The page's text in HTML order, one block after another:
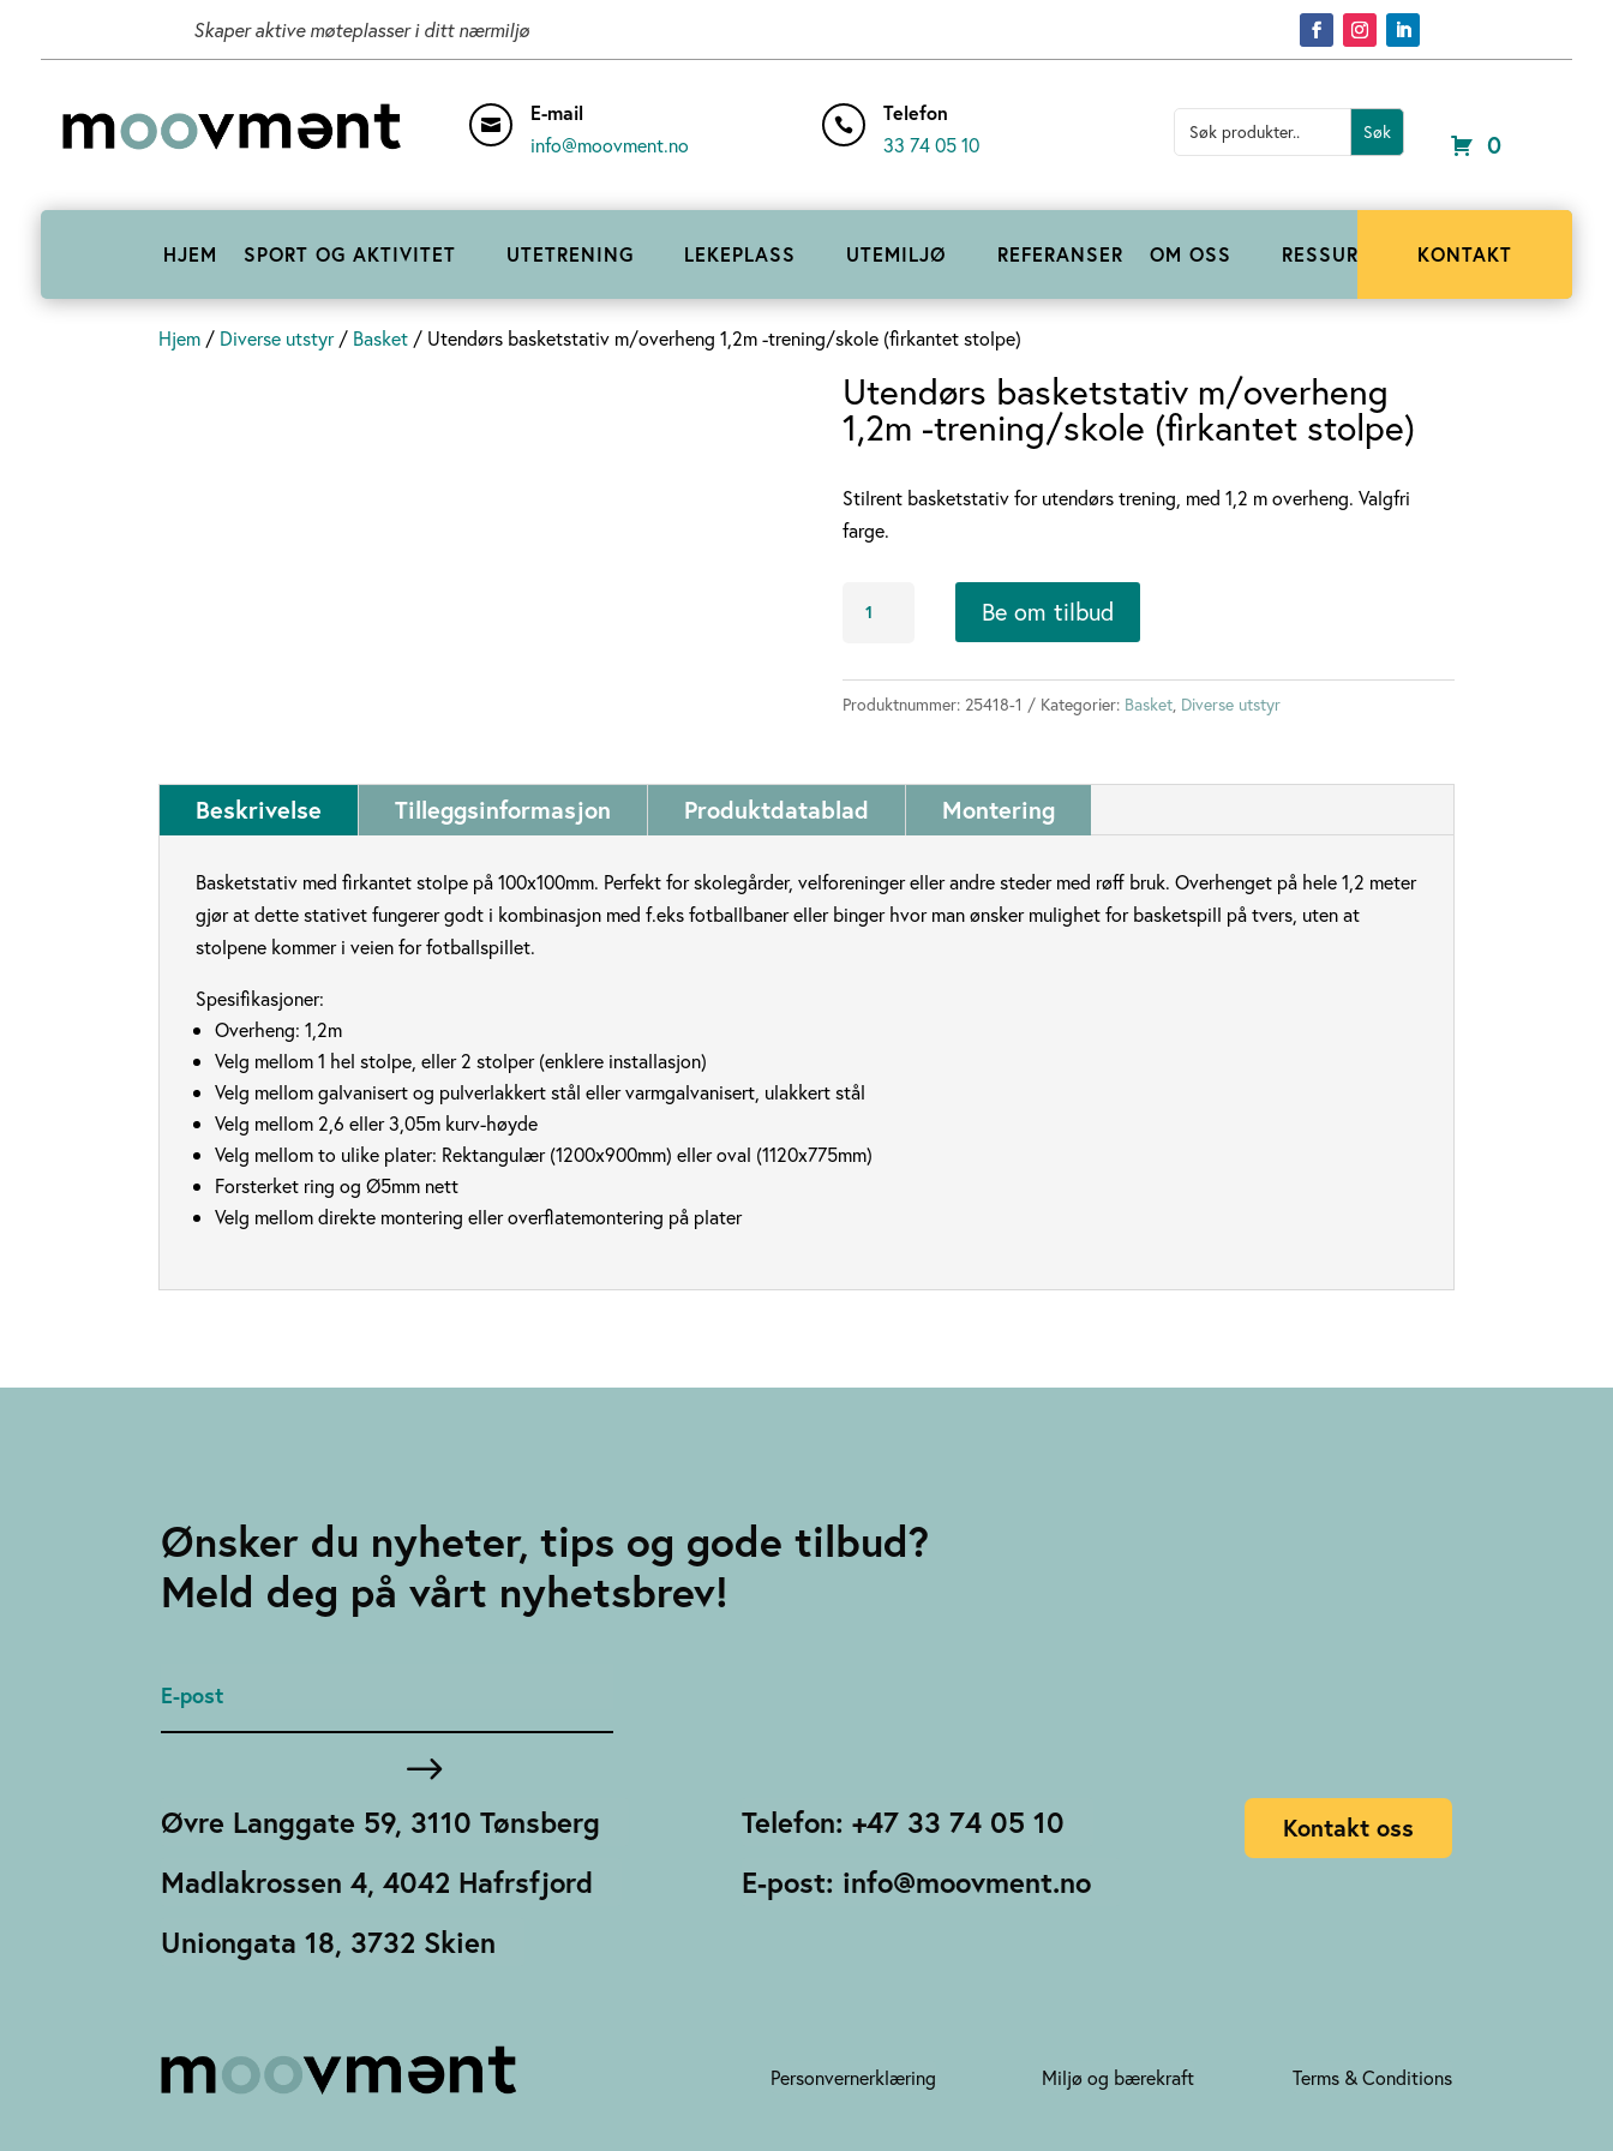
Skaper aktive møteplasser i ditt nærmiljø

E-mail
info@moovment.no

Telefon
33 74 05 10
Search
for: 0
HJEM SPORT OG AKTIVITET UTETRENING LEKEPLASS UTEMILJØ REFERANSER OM OSS RESSURSER KONTAKT
Hjem / Diverse utstyr/ Basket / Utendørs basketstativ m/overheng 1,2m -trening/skole (firkantet stolpe)
Utendørs basketstativ m/overheng
1,2m -trening/skole (firkantet stolpe)
Stilrent basketstativ for utendørs trening, med 1,2 m overheng. Valgfri
farge.
1,2m
(firkantet
stolpe)
Be om tilbud
Produktnummer: 25418-1 Kategorier: Basket, Diverse utstyr
Beskrivelse Tilleggsinformasjon Produktdatablad Montering
Basketstativ med firkantet stolpe på 100x100mm. Perfekt for skolegårder, velforeninger eller andre steder med røff bruk. Overhenget på hele 1,2 meter
gjør at dette stativet fungerer godt i kombinasjon med f.eks fotballbaner eller binger hvor man ønsker mulighet for basketspill på tvers, uten at
stolpene kommer i veien for fotballspillet.
Spesifikasjoner:
Overheng: 1,2m
Velg mellom 1 hel stolpe, eller 2 stolper (enklere installasjon)
Velg mellom galvanisert og pulverlakkert stål eller varmgalvanisert, ulakkert stål
Velg mellom 2,6 eller 3,05m kurv-høyde
Velg mellom to ulike plater: Rektangulær (1200x900mm) eller oval (1120x775mm)
Forsterket ring og Ø5mm nett
Velg mellom direkte montering eller overflatemontering på plater
Ønsker du nyheter, tips og gode tilbud?
Meld deg på vårt nyhetsbrev!
Øvre Langgate 59, 3110 Tønsberg
Madlakrossen 4, 4042 Hafrsfjord
Uniongata 18, 3732 Skien
Telefon: +47 33 74 05 10
E-post: info@moovment.no
Kontakt oss
Personvernerklæring Miljø og bærekraft Terms & Conditions